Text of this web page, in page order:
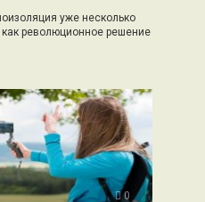
уже несколько
как революционное решение
0